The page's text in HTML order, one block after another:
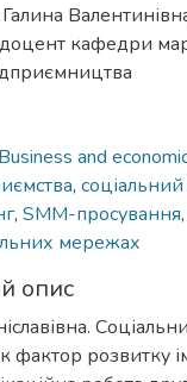
кафедри
and
,
, SMM-просування,
мережах
опис
фактор розвитку